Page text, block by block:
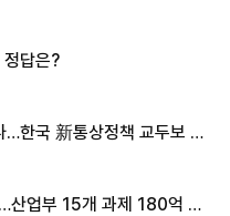
답은?
한국 新통상정책 교두보 활
산업부 15개 과제 180억 지